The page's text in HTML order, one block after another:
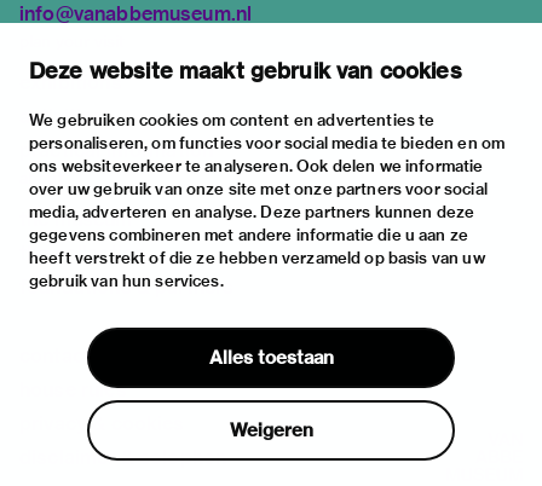
Deze website maakt gebruik van cookies
We gebruiken cookies om content en advertenties te
personaliseren, om functies voor social media te bieden en om
ons websiteverkeer te analyseren. Ook delen we informatie
over uw gebruik van onze site met onze partners voor social
media, adverteren en analyse. Deze partners kunnen deze
gegevens combineren met andere informatie die u aan ze
heeft verstrekt of die ze hebben verzameld op basis van uw
gebruik van hun services.
Alles toestaan
Weigeren
info@vanabbemuseum.nl
exhibitions
activities
practical information
about
the museum
the collection
foundations & partners
contact
house rules
privacy & cookies
disclaimer & colophon